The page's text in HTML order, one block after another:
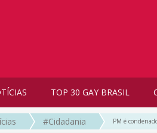
TOP 30 GAY BRASIL
#Cidadania PM é